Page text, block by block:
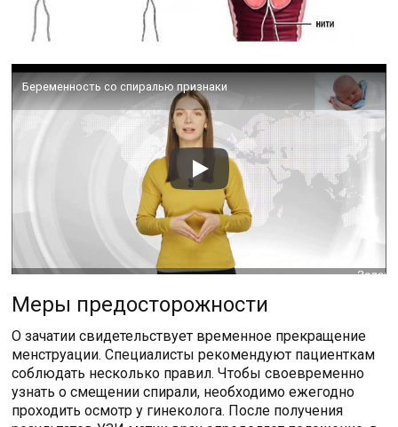
Беременность со спиралью признаки
Меры предосторожности
О зачатии свидетельствует временное прекращение
менструации. Специалисты рекомендуют пациенткам
соблюдать несколько правил. Чтобы своевременно
узнать о смещении спирали, необходимо ежегодно
проходить осмотр у гинеколога. После получения